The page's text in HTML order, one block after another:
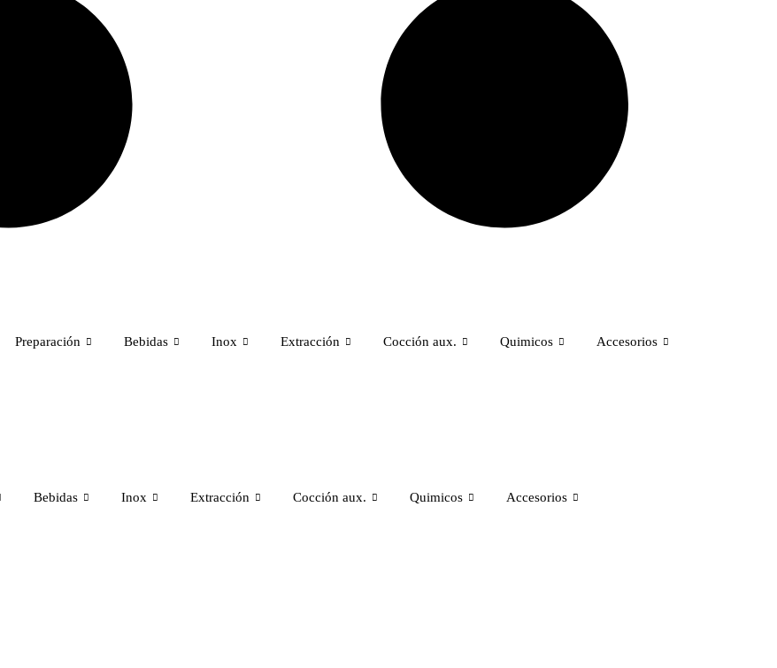
Preparación Bebidas Inox Extracción Cocción aux. Quimicos Accesorios
Bebidas Inox Extracción Cocción aux. Quimicos Accesorios